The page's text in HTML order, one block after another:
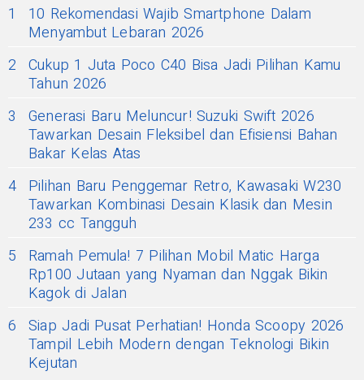
1
10 Rekomendasi Wajib Smartphone Dalam
Menyambut Lebaran 2026
2 Cukup 1 Juta Poco C40 Bisa Jadi Pilihan Kamu
Tahun 2026
3
Generasi Baru Meluncur! Suzuki Swift 2026
Tawarkan Desain Fleksibel dan Efisiensi Bahan
Bakar Kelas Atas
4 Pilihan Baru Penggemar Retro, Kawasaki W230
Tawarkan Kombinasi Desain Klasik dan Mesin
233 cc Tangguh
5
Ramah Pemula! 7 Pilihan Mobil Matic Harga
Rp100 Jutaan yang Nyaman dan Nggak Bikin
Kagok di Jalan
6 Siap Jadi Pusat Perhatian! Honda Scoopy 2026
Tampil Lebih Modern dengan Teknologi Bikin
Kejutan